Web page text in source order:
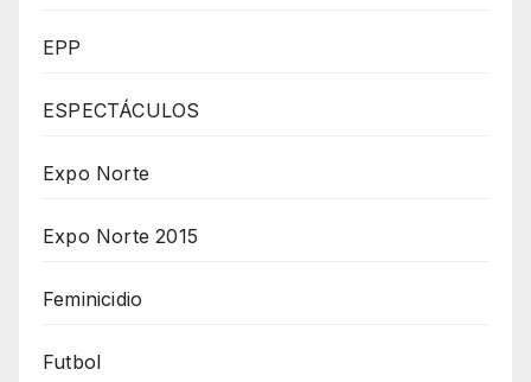
EPP
ESPECTÁCULOS
Expo Norte
Expo Norte 2015
Feminicidio
Futbol